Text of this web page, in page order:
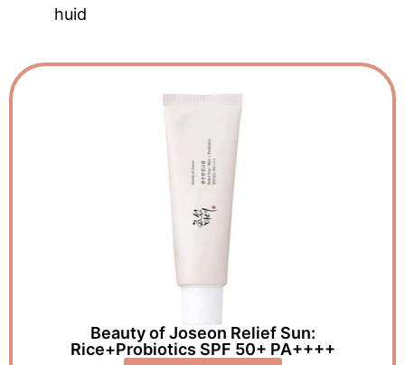
huid
Beauty of Joseon Relief Sun:
Rice+Probiotics SPF 50+ PA++++